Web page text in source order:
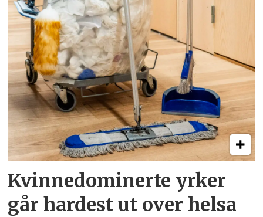
Kvinnedominerte yrker
går hardest ut over helsa